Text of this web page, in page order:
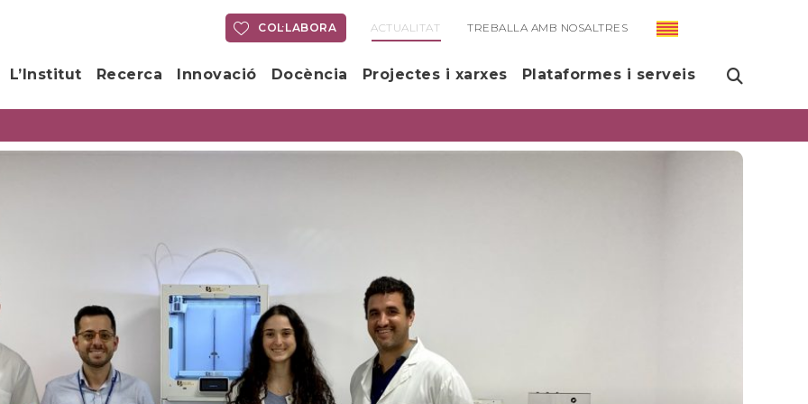
L’Institut Recerca Innovació Docència Projectes i xarxes Plataformes i serveis
TREBALLA AMB NOSALTRES
ACTUALITAT
COL·LABORA